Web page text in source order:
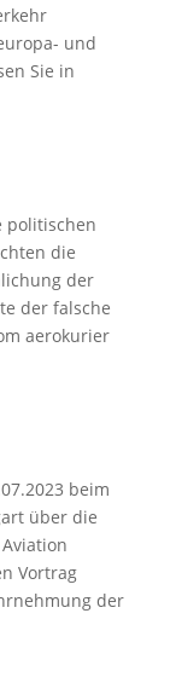
und
Sie in
politischen
die
der
der falsche
aerokurier
beim
über die
Vortrag
der